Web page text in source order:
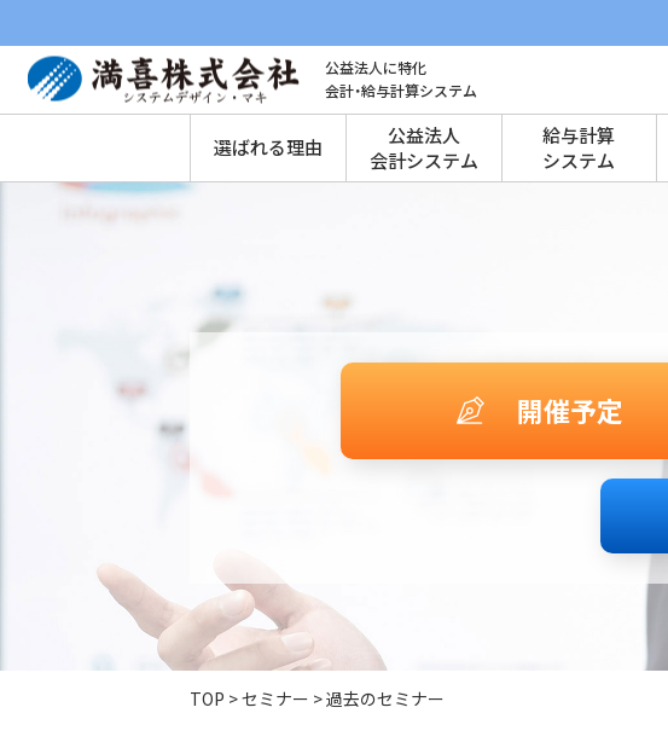
公益法人に特化
会計・給与計算システム
選ばれる理由
公益法人
会計システム
給与計算
システム
開催予定
TOP >セミナー >過去のセミナー